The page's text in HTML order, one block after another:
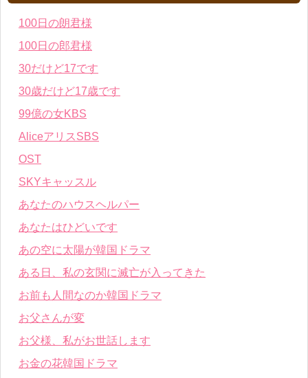
100日の朗君様
100日の郎君様
30だけど17です
30歳だけど17歳です
99億の女KBS
AliceアリスSBS
OST
SKYキャッスル
あなたのハウスヘルパー
あなたはひどいです
あの空に太陽が韓国ドラマ
ある日、私の玄関に滅亡が入ってきた
お前も人間なのか韓国ドラマ
お父さんが変
お父様、私がお世話します
お金の花韓国ドラマ